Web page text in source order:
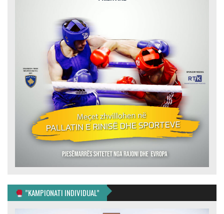
”KAMPIONATI INDIVIDUAL”